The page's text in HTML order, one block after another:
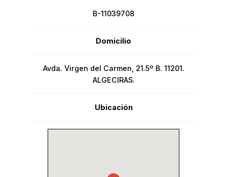
B-11039708
Domicilio
Avda. Virgen del Carmen, 21.5º B. 11201.
ALGECIRAS.
Ubicación